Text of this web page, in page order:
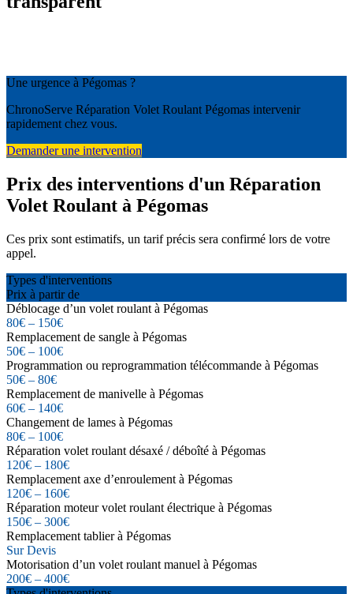
Une urgence à Pégomas ?
ChronoServe Réparation Volet Roulant Pégomas intervenir
rapidement chez vous.
Demander une intervention
Prix des interventions d'un Réparation
Volet Roulant à Pégomas
Ces prix sont estimatifs, un tarif précis sera confirmé lors de votre
appel.
Types d'interventions
Prix à partir de
Déblocage d’un volet roulant à Pégomas
80€ – 150€
Remplacement de sangle à Pégomas
50€ – 100€
Programmation ou reprogrammation télécommande à Pégomas
50€ – 80€
Remplacement de manivelle à Pégomas
60€ – 140€
Changement de lames à Pégomas
80€ – 100€
Réparation volet roulant désaxé / déboîté à Pégomas
120€ – 180€
Remplacement axe d’enroulement à Pégomas
120€ – 160€
Réparation moteur volet roulant électrique à Pégomas
150€ – 300€
Remplacement tablier à Pégomas
Sur Devis
Motorisation d’un volet roulant manuel à Pégomas
200€ – 400€